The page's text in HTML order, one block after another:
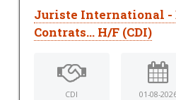
Juriste International -
Contrats... H/F (CDI)
CDI 01-08-